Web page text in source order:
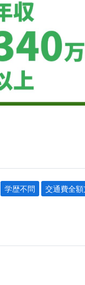
学歴不問 交通費全